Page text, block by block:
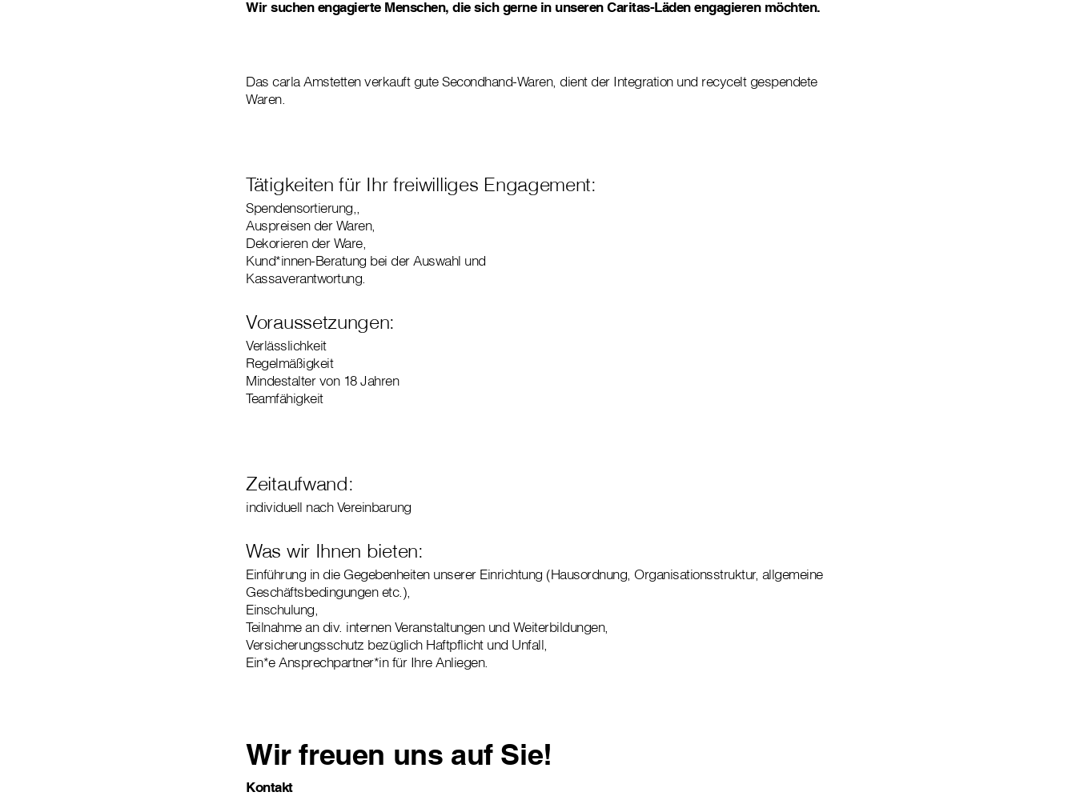
Wir suchen engagierte Menschen, die sich gerne in unseren Caritas-Läden engagieren möchten.
Das carla Amstetten verkauft gute Secondhand-Waren, dient der Integration und recycelt gespendete
Waren.
Tätigkeiten für Ihr freiwilliges Engagement:
Spendensortierung,,
Auspreisen der Waren,
Dekorieren der Ware,
Kund*innen-Beratung bei der Auswahl und
Kassaverantwortung.
Voraussetzungen:
Verlässlichkeit
Regelmäßigkeit
Mindestalter von 18 Jahren
Teamfähigkeit
Zeitaufwand:
individuell nach Vereinbarung
Was wir Ihnen bieten:
Einführung in die Gegebenheiten unserer Einrichtung (Hausordnung, Organisationsstruktur, allgemeine
Geschäftsbedingungen etc.),
Einschulung,
Teilnahme an div. internen Veranstaltungen und Weiterbildungen,
Versicherungsschutz bezüglich Haftpflicht und Unfall,
Ein*e Ansprechpartner*in für Ihre Anliegen.
Wir freuen uns auf Sie!
Kontakt